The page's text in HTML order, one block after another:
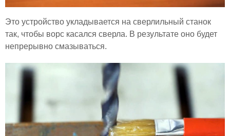
Это устройство укладывается на сверлильный станок
так, чтобы ворс касался сверла. В результате оно будет
непрерывно смазываться.